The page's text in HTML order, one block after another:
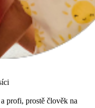
profi, prostě člověk na